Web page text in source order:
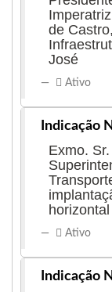
de
José
Ativo
Indicação
Exmo.
Ativo
Indicação